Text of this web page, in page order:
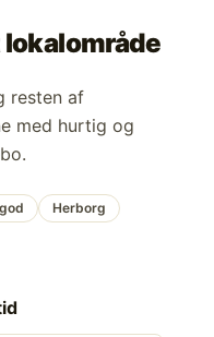
resten af
med hurtig og
Herborg